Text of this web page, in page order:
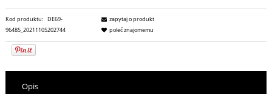
Kod produktu: DE69-
96485_20211105202744
zapytaj o produkt
poleć znajomemu
Opis